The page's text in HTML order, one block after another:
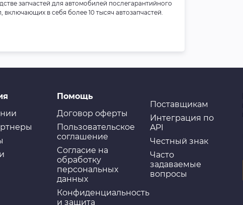
запчастей для автомобилей послегарантийного
в себя более 10 тысяч автозапчастей.
Помощь
Договор оферты
Пользовательское
соглашение
Cогласие на
обработку
персональных
данных
Конфиденциальность
и защита
Поставщикам
Интеграция по
API
Честный знак
Часто
задаваемые
вопросы